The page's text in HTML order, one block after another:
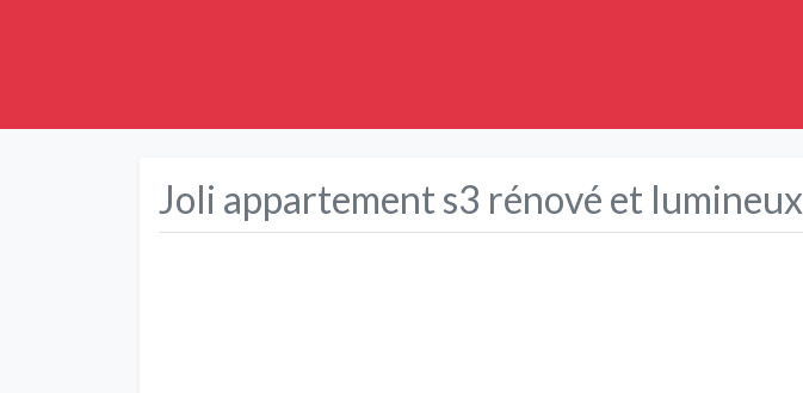
Joli appartement s3 rénové et lumineux